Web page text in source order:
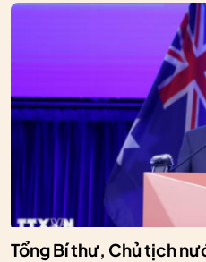
Tổng Bí thư, Chủ tịch